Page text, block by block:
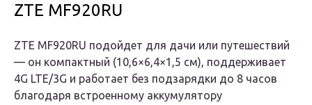
ZTE MF920RU
ZTE MF920RU подойдет для дачи или путешествий
— он компактный (10,6×6,4×1,5 см), поддерживает
4G LTE/3G и работает без подзарядки до 8 часов
благодаря встроенному аккумулятору